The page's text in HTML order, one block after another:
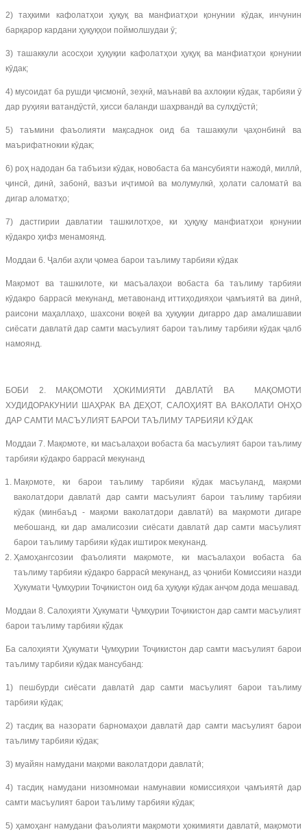
2) таҳкими кафолатҳои ҳуқуқ ва манфиатҳои қонунии кӯдак, инчунин
барқарор кардани ҳуқуқҳои поймолшудаи ӯ;
3) ташаккули асосҳои ҳуқуқии кафолатҳои ҳуқуқ ва манфиатҳои қонунии
кӯдак;
4) мусоидат ба рушди ҷисмонӣ, зеҳнӣ, маънавӣ ва ахлоқии кӯдак, тарбияи ӯ
дар руҳияи ватандӯстӣ, ҳисси баланди шаҳрвандӣ ва сулҳдӯстӣ;
5) таъмини фаъолияти мақсаднок оид ба ташаккули ҷаҳонбинӣ ва
маърифатнокии кӯдак;
6) роҳ надодан ба табъизи кӯдак, новобаста ба мансубияти нажодӣ, миллӣ,
ҷинсӣ, динӣ, забонӣ, вазъи иҷтимоӣ ва молумулкӣ, ҳолати саломатӣ ва
дигар аломатҳо;
7) дастгирии давлатии ташкилотҳое, ки ҳуқуқу манфиатҳои қонунии
кӯдакро ҳифз менамоянд.
Моддаи 6. Ҷалби аҳли ҷомеа барои таълиму тарбияи кӯдак
Мақомот ва ташкилоте, ки масъалаҳои вобаста ба таълиму тарбияи
кӯдакро баррасӣ мекунанд, метавонанд иттиҳодияҳои ҷамъиятӣ ва динӣ,
раисони маҳаллаҳо, шахсони воқеӣ ва ҳуқуқии дигарро дар амалишавии
сиёсати давлатӣ дар самти масъулият барои таълиму тарбияи кӯдак ҷалб
намоянд.
БОБИ 2. МАҚОМОТИ ҲОКИМИЯТИ ДАВЛАТӢ ВА МАҚОМОТИ
ХУДИДОРАКУНИИ ШАҲРАК ВА ДЕҲОТ, САЛОҲИЯТ ВА ВАКОЛАТИ ОНҲО
ДАР САМТИ МАСЪУЛИЯТ БАРОИ ТАЪЛИМУ ТАРБИЯИ КӮДАК
Моддаи 7. Мақомоте, ки масъалаҳои вобаста ба масъулият барои таълиму
тарбияи кӯдакро баррасӣ мекунанд
Мақомоте, ки барои таълиму тарбияи кӯдак масъуланд, мақоми
ваколатдори давлатӣ дар самти масъулият барои таълиму тарбияи
кӯдак (минбаъд - мақоми ваколатдори давлатӣ) ва мақомоти дигаре
мебошанд, ки дар амалисозии сиёсати давлатӣ дар самти масъулият
барои таълиму тарбияи кӯдак иштирок мекунанд.
Ҳамоҳангсозии фаъолияти мақомоте, ки масъалаҳои вобаста ба
таълиму тарбияи кӯдакро баррасӣ мекунанд, аз ҷониби Комиссияи назди
Ҳукумати Ҷумҳурии Тоҷикистон оид ба ҳуқуқи кӯдак анҷом дода мешавад.
Моддаи 8. Салоҳияти Ҳукумати Ҷумҳурии Тоҷикистон дар самти масъулият
барои таълиму тарбияи кўдак
Ба салоҳияти Ҳукумати Ҷумҳурии Тоҷикистон дар самти масъулият барои
таълиму тарбияи кӯдак мансубанд:
1) пешбурди сиёсати давлатӣ дар самти масъулият барои таълиму
тарбияи кӯдак;
2) тасдиқ ва назорати барномаҳои давлатӣ дар самти масъулият барои
таълиму тарбияи кӯдак;
3) муайян намудани мақоми ваколатдори давлатӣ;
4) тасдиқ намудани низомномаи намунавии комиссияҳои ҷамъиятӣ дар
самти масъулият барои таълиму тарбияи кӯдак;
5) ҳамоҳанг намудани фаъолияти мақомоти ҳокимияти давлатӣ, мақомоти